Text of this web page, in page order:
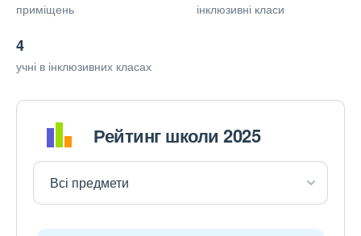
приміщень інклюзивні класи
4
учні в інклюзивних класах
Рейтинг школи 2025